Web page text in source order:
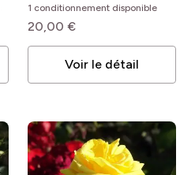
1 conditionnement disponible
20,00 €
Voir le détail